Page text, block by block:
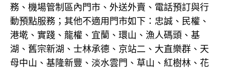
務、機場管制區內門市、外送外賣、電話預訂與行
動預點服務；其他不適用門市如下：忠誠、民權、
港墘、實踐、龍權、宜蘭、環山、漁人碼頭、基
湖、舊宗新湖、士林承德、京站二、大直樂群、天
母中山、基隆新豐、淡水雲門、草山、紅樹林、花